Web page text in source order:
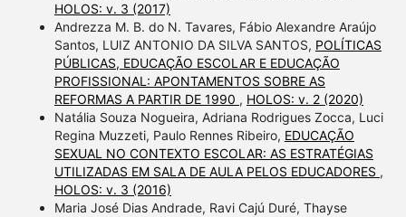
HOLOS: v. 3 (2017)
Andrezza M. B. do N. Tavares, Fábio Alexandre Araújo
Santos, LUIZ ANTONIO DA SILVA SANTOS, POLÍTICAS
PÚBLICAS, EDUCAÇÃO ESCOLAR E EDUCAÇÃO
PROFISSIONAL: APONTAMENTOS SOBRE AS
REFORMAS A PARTIR DE 1990 , HOLOS: v. 2 (2020)
Natália Souza Nogueira, Adriana Rodrigues Zocca, Luci
Regina Muzzeti, Paulo Rennes Ribeiro, EDUCAÇÃO
SEXUAL NO CONTEXTO ESCOLAR: AS ESTRATÉGIAS
UTILIZADAS EM SALA DE AULA PELOS EDUCADORES ,
HOLOS: v. 3 (2016)
Maria José Dias Andrade, Ravi Cajú Duré, Thayse